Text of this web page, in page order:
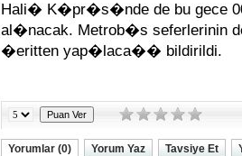
Hali� K�pr�s�nde de bu gece
al�nacak. Metrob�s seferlerinin
�eritten yap�laca�� bildirildi.
Yorumlar (0) Yorum Yaz Tavsiye Et